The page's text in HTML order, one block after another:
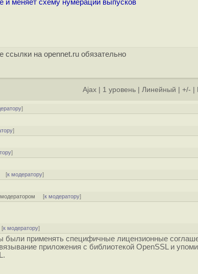
и меняет схему нумерации выпусков
ссылки на opennet.ru обязательно
Ajax 1 уровень Линейный +/-
]
]
]
[к модератору]
[к модератору]
к модератору]
применять специфичные лицензионные
приложения с библиотекой OpenSSL и